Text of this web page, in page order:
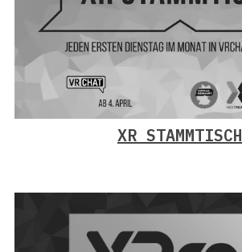
XR STAMMTISCH